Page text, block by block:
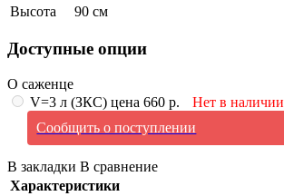
Высота
90 см
Доступные опции
О саженце
V=3 л (ЗКС) цена 660 р.
Нет в наличии
Сообщить о поступлении
В закладки В сравнение
Характеристики